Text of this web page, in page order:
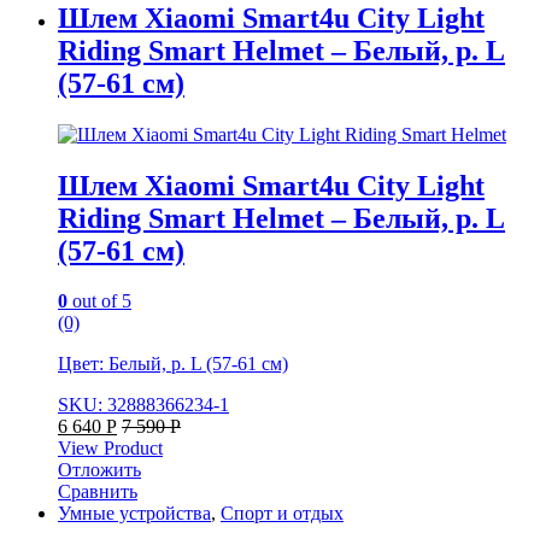
Шлем Xiaomi Smart4u City Light
Riding Smart Helmet – Белый, р. L
(57-61 см)
Шлем Xiaomi Smart4u City Light
Riding Smart Helmet – Белый, р. L
(57-61 см)
0 out of 5
(0)
Цвет: Белый, р. L (57-61 см)
SKU: 32888366234-1
6 640 Р 7 590Р
View Product
Отложить
Сравнить
Умные устройства, Спорт и отдых